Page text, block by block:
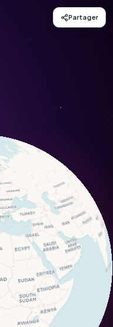
massue
Partager